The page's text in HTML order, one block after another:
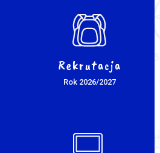
Rekrutacja
Rok 2026/2027